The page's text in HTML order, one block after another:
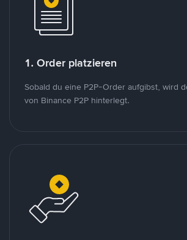
1. Order platzieren
Sobald du eine P2P-Order aufgibst, wird
von Binance P2P hinterlegt.